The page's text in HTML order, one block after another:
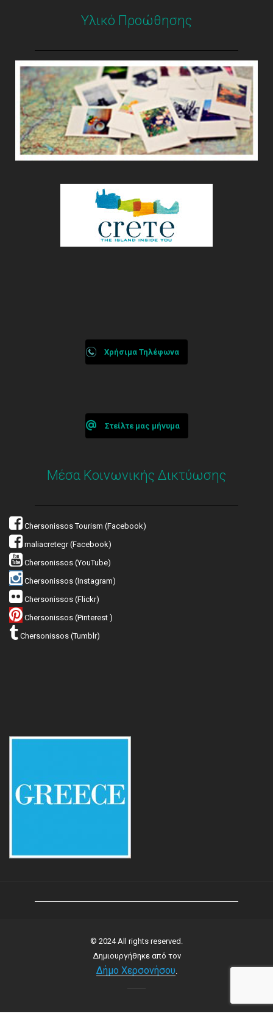
Υλικό Προώθησης
Χρήσιμα Τηλέφωνα
Στείλτε μας μήνυμα
Μέσα Κοινωνικής Δικτύωσης
Chersonissos Tourism (Facebook)
maliacretegr (Facebook)
Chersonissos (YouTube)
Chersonissos (Instagram)
Chersonissos (Flickr)
Chersonissos (Pinterest )
Chersonissos (Tumblr)
© 2024 All rights reserved.
Δημιουργήθηκε από τον
Δήμο Χερσονήσου